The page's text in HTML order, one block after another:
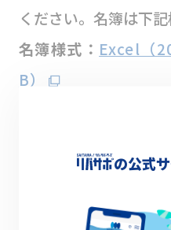
ください。名簿は下
名簿様式： Excel（
B）
を水環境課に提出し
をもって保険適用とい
の公式